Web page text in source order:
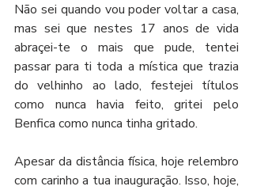
Não sei quando vou poder voltar a casa,
mas sei que nestes 17 anos de vida
abraçei-te o mais que pude, tentei
passar para ti toda a mística que trazia
do velhinho ao lado, festejei títulos
como nunca havia feito, gritei pelo
Benfica como nunca tinha gritado.
Apesar da distância física, hoje relembro
com carinho a tua inauguração. Isso, hoje,